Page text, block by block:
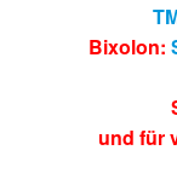
Bixolon:
und für